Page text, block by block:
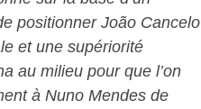
positionner João Cancelo
et une supériorité
au milieu pour que l’on
à Nuno Mendes de